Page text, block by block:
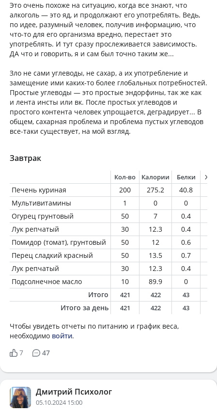
Это очень похоже на ситуацию, когда все знают, что
алкоголь — это яд, и продолжают его употреблять. Ведь,
по идее, разумный человек, получив информацию, что
что-то для его организма вредно, перестает это
употреблять. И тут сразу прослеживается зависимость.
ДА что и говорить, я и сам был точно таким же...
Зло не сами углеводы, не сахар, а их употребление и
замещение ими каких-то более глобальных потребностей.
Простые углеводы — это простые эндорфины, так же как
и лента инсты или вк. После простых углеводов и
простого контента человек упрощается, деградирует... В
общем, сахарная проблема и проблема пустых углеводов
все-таки существует, на мой взгляд.
Завтрак
Кол-во Калории Белки
Печень куриная 200 275.2 40.8
Мультивитамины
1 0 0
Огурец грунтовый
50 7 0.4
Лук репчатый
30 12.3 0.4
Помидор (томат), грунтовый
50 12 0.6
Перец сладкий красный
50 13.5 0.7
Лук репчатый
30 12.3 0.4
Подсолнечное масло
10 89.9 0
Итого
421 422 43
Итого за день 421 422 43
Чтобы увидеть отчеты по питанию и график веса,
необходимо войти.
7
47
Дмитрий Психолог
05.10.2024 15:00